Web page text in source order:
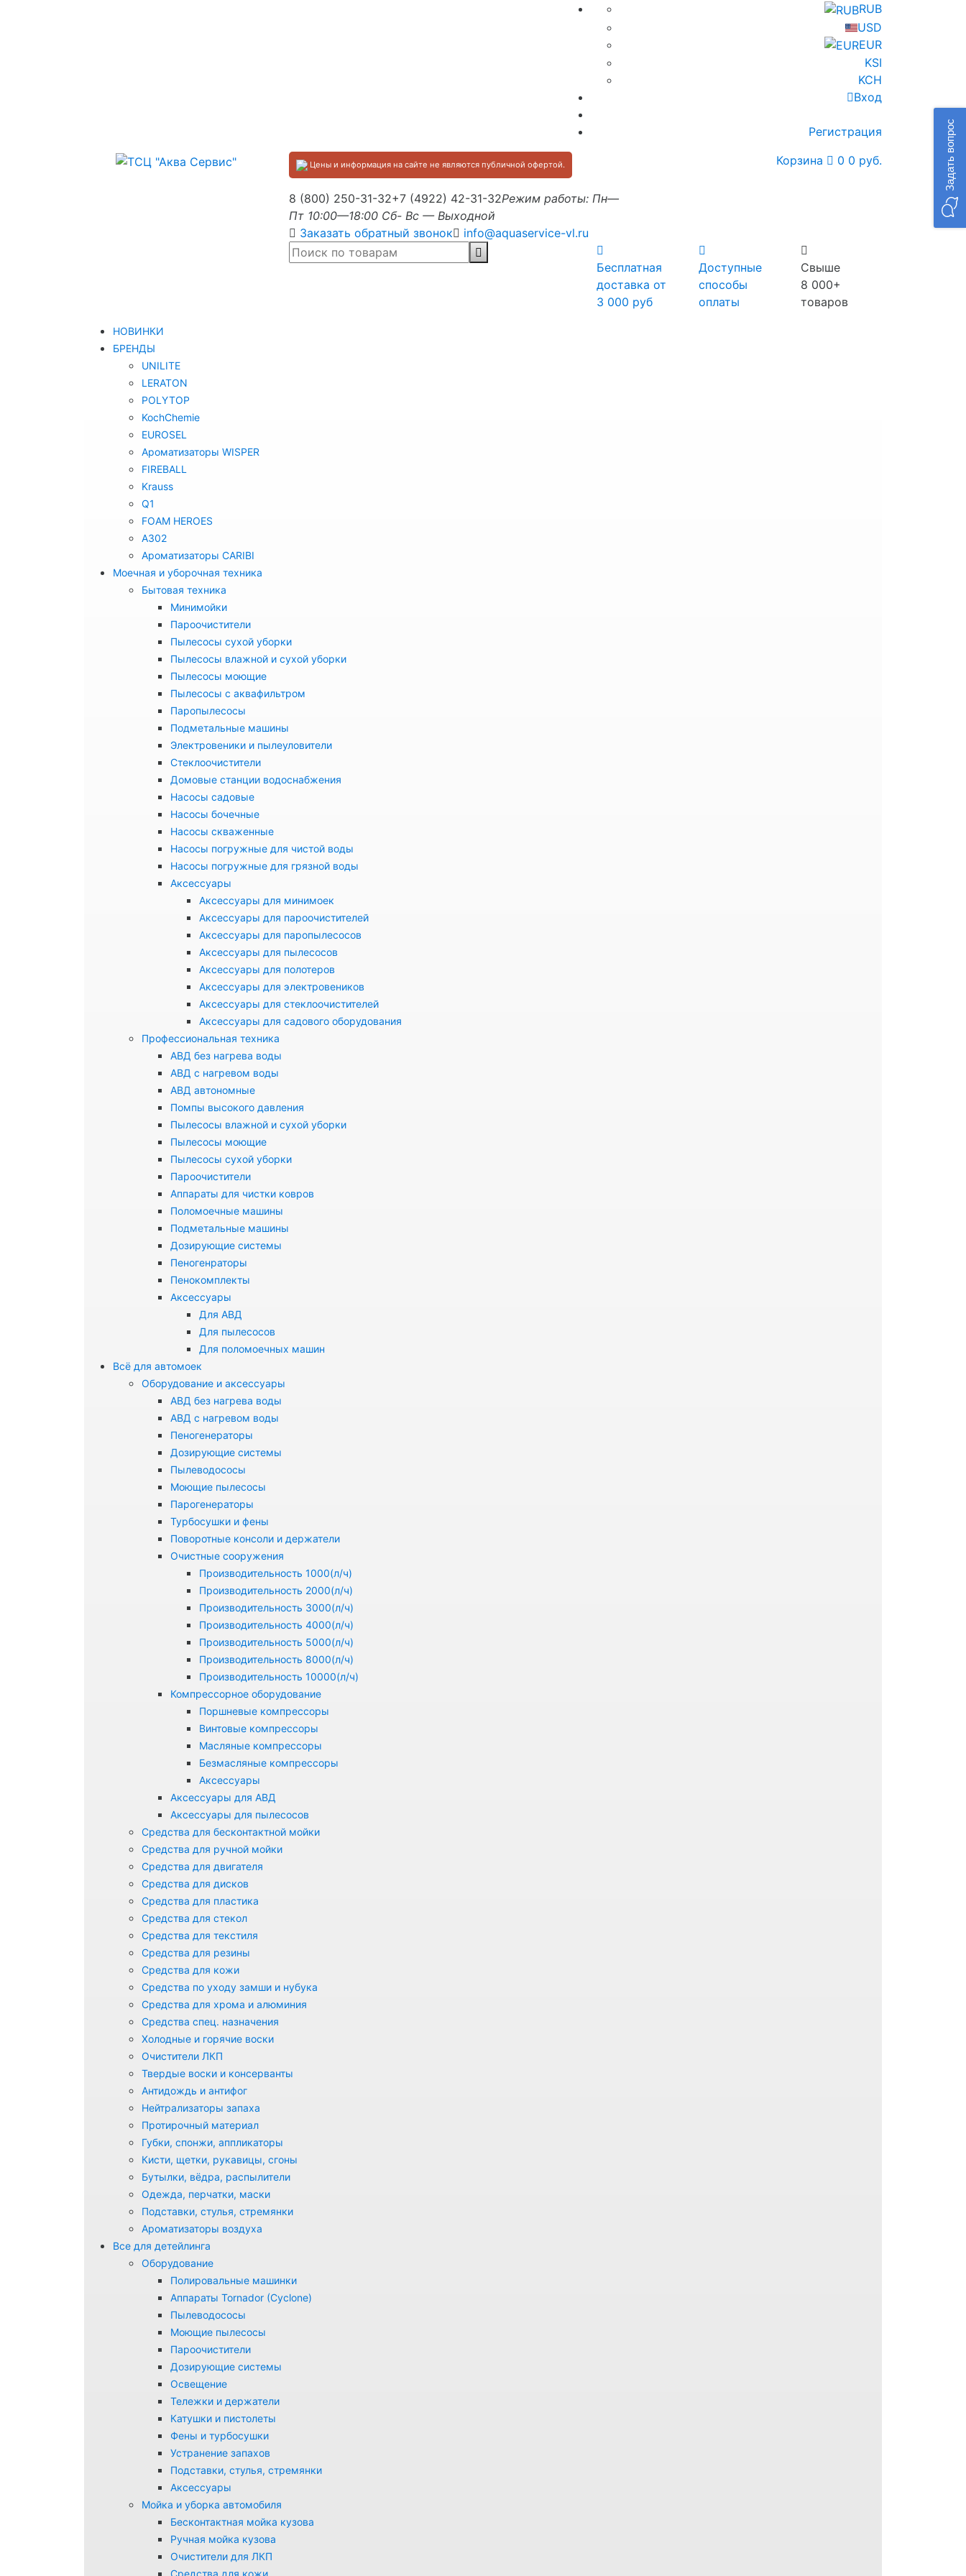
RUB
USD
EUR
KSI
KCH
Вход
Регистрация
Цены и информация на сайте не являются публичной офертой.
8 (800) 250-31-32+7 (4922) 42-31-32Режим работы: Пн—
Пт 10:00—18:00 Сб- Вс — Выходной
Заказать обратный звонок
info@aquaservice-vl.ru
Корзина 0 0 руб.
Бесплатная
доставка от
3 000 руб
Доступные
способы
оплаты
Свыше
8 000+
товаров
НОВИНКИ
БРЕНДЫ
UNILITE
LERATON
POLYTOP
KochChemie
EUROSEL
Ароматизаторы WISPER
FIREBALL
Krauss
Q1
FOAM HEROES
A302
Ароматизаторы CARIBI
Моечная и уборочная техника
Бытовая техника
Минимойки
Пароочистители
Пылесосы сухой уборки
Пылесосы влажной и сухой уборки
Пылесосы моющие
Пылесосы с аквафильтром
Паропылесосы
Подметальные машины
Электровеники и пылеуловители
Стеклоочистители
Домовые станции водоснабжения
Насосы садовые
Насосы бочечные
Насосы скваженные
Насосы погружные для чистой воды
Насосы погружные для грязной воды
Аксессуары
Аксессуары для минимоек
Аксессуары для пароочистителей
Аксессуары для паропылесосов
Аксессуары для пылесосов
Аксессуары для полотеров
Аксессуары для электровеников
Аксессуары для стеклоочистителей
Аксессуары для садового оборудования
Профессиональная техника
АВД без нагрева воды
АВД с нагревом воды
АВД автономные
Помпы высокого давления
Пылесосы влажной и сухой уборки
Пылесосы моющие
Пылесосы сухой уборки
Пароочистители
Аппараты для чистки ковров
Поломоечные машины
Подметальные машины
Дозирующие системы
Пеногенраторы
Пенокомплекты
Аксессуары
Для АВД
Для пылесосов
Для поломоечных машин
Всё для автомоек
Оборудование и аксессуары
АВД без нагрева воды
АВД с нагревом воды
Пеногенераторы
Дозирующие системы
Пылеводососы
Моющие пылесосы
Парогенераторы
Турбосушки и фены
Поворотные консоли и держатели
Очистные сооружения
Производительность 1000(л/ч)
Производительность 2000(л/ч)
Производительность 3000(л/ч)
Производительность 4000(л/ч)
Производительность 5000(л/ч)
Производительность 8000(л/ч)
Производительность 10000(л/ч)
Компрессорное оборудование
Поршневые компрессоры
Винтовые компрессоры
Масляные компрессоры
Безмасляные компрессоры
Аксессуары
Аксессуары для АВД
Аксессуары для пылесосов
Средства для бесконтактной мойки
Средства для ручной мойки
Средства для двигателя
Средства для дисков
Средства для пластика
Средства для стекол
Средства для текстиля
Средства для резины
Средства для кожи
Средства по уходу замши и нубука
Средства для хрома и алюминия
Средства спец. назначения
Холодные и горячие воски
Очистители ЛКП
Твердые воски и консерванты
Антидождь и антифог
Нейтрализаторы запаха
Протирочный материал
Губки, спонжи, аппликаторы
Кисти, щетки, рукавицы, сгоны
Бутылки, вёдра, распылители
Одежда, перчатки, маски
Подставки, стулья, стремянки
Ароматизаторы воздуха
Все для детейлинга
Оборудование
Полировальные машинки
Аппараты Tornador (Cyclone)
Пылеводососы
Моющие пылесосы
Пароочистители
Дозирующие системы
Освещение
Тележки и держатели
Катушки и пистолеты
Фены и турбосушки
Устранение запахов
Подставки, стулья, стремянки
Аксессуары
Мойка и уборка автомобиля
Бесконтактная мойка кузова
Ручная мойка кузова
Очистители для ЛКП
Задать вопрос